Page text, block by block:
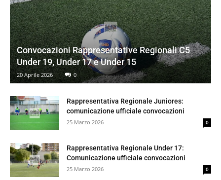
Convocazioni Rappresentative Regionali C5
Under 19, Under 17 e Under 15
20 Aprile 2026 0
Rappresentativa Regionale Juniores:
comunicazione ufficiale convocazioni
25 Marzo 2026 0
Rappresentativa Regionale Under 17:
Comunicazione ufficiale convocazioni
25 Marzo 2026 0